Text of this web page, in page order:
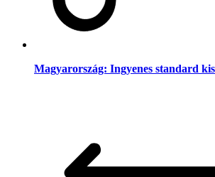
Magyarország: Ingyenes standard